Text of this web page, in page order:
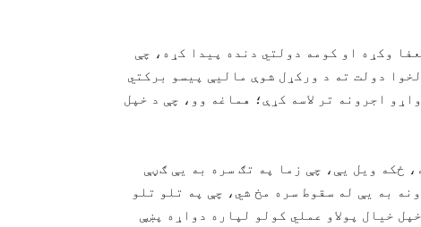
وکړه او کومه دولتي دنده پیدا کړه، چې
دولت ته د ورکړل شوې مالیې پیسو برکتي
اجرونه تر لاسه کړې؛ هماغه وو، چې د خپل
ځکه ویل یې، چې زما په تګ سره به یې ګڼې
به یې له سقوط سره مخ شي، چې په تلو تلو
خیال پولاو عملي کولو لپاره دواړه پښې